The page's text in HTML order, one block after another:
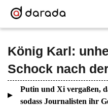
König Karl:
Schock nach
Putin und Xi vergaßen,
sodass Journalisten ihr